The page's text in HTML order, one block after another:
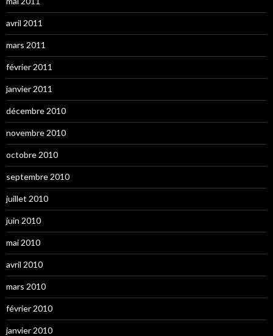
avril 2011
mars 2011
février 2011
janvier 2011
décembre 2010
novembre 2010
octobre 2010
septembre 2010
juillet 2010
juin 2010
mai 2010
avril 2010
mars 2010
février 2010
janvier 2010